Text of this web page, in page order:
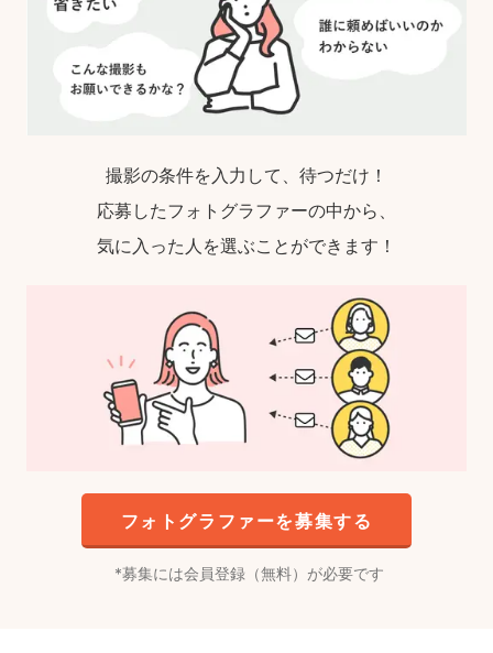
撮影の条件を入力して、待つだけ！
応募したフォトグラファーの中から、
気に入った人を選ぶことができます！
フォトグラファーを募集する
募集には会員登録（無料）が必要です